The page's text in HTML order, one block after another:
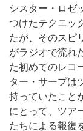
シスター・ロゼ
つけたテクニッ
たが、そのスピ
がラジオで流れ
た初めてのレコ
ター・サープは
持っていたこと
にとって、ツア
たちによる報復